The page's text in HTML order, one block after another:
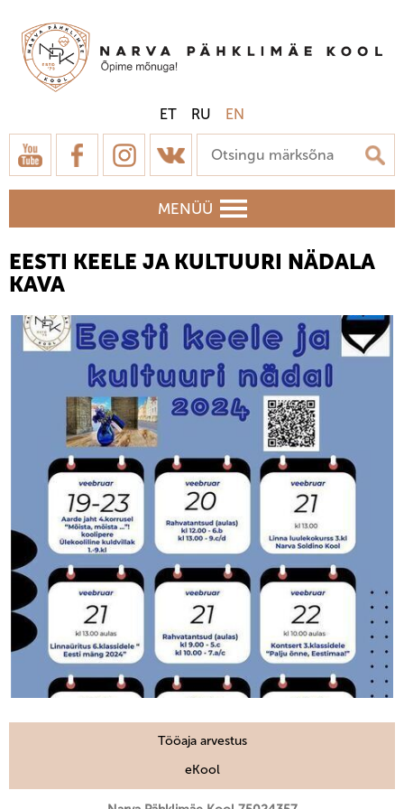
ET RU EN
MENÜÜ
EESTI KEELE JA KULTUURI NÄDALA
KAVA
Tööaja arvestus
eKool